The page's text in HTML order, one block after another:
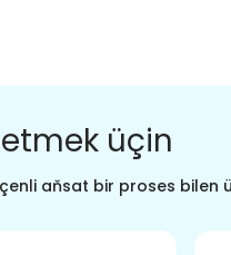
üçin
aňsat bir proses